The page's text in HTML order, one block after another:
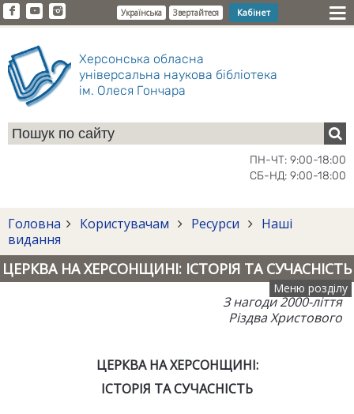
Українська Звертайтеся Кабінет
Херсонська обласна
універсальна наукова бібліотека
ім. Олеся Гончара
ПН-ЧТ: 9:00-18:00
СБ-НД: 9:00-18:00
Головна Користувачам Ресурси
Наші
видання
ЦЕРКВА НА ХЕРСОНЩИНІ: ІСТОРІЯ ТА СУЧАСНІСТЬ
Меню розділу
З нагоди 2000-ліття
Різдва Христового
ЦЕРКВА НА ХЕРСОНЩИНІ:
ІСТОРІЯ ТА СУЧАСНІСТЬ